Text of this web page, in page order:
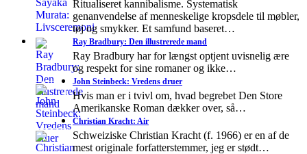
Ritualiseret kannibalisme. Systematisk
genanvendelse af menneskelige kropsdele til møbler,
tøj og smykker. Et samfund baseret…
Ray Bradbury: Den illustrerede mand
Ray Bradbury har for længst optjent uvisnelig ære
og respekt for sine romaner og ikke…
John Steinbeck: Vredens druer
Hvis man er i tvivl om, hvad begrebet Den Store
Amerikanske Roman dækker over, så…
Christian Kracht: Air
Schweiziske Christian Kracht (f. 1966) er en af de
mest originale forfatterstemmer, jeg er stødt…